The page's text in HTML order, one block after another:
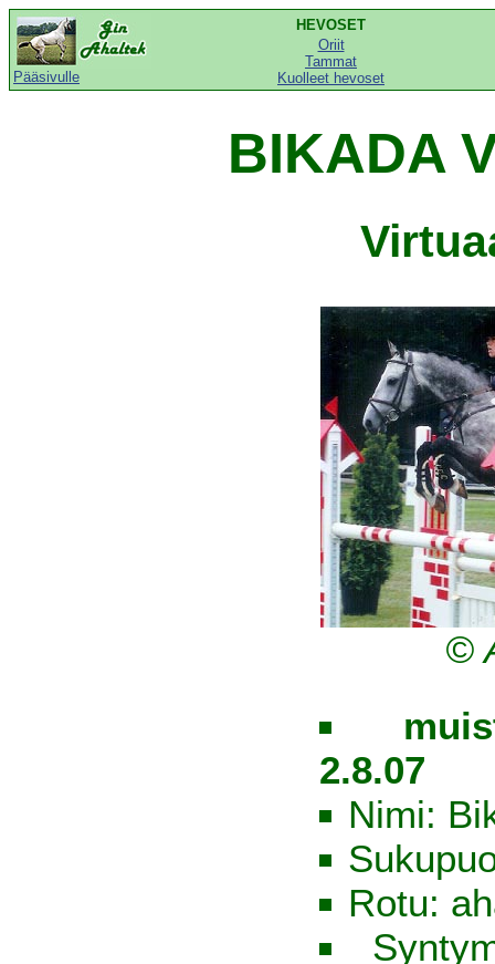
Pääsivulle
HEVOSET
Oriit
Tammat
Kuolleet hevoset
BIKADA
©
2.8.07
Nimi:
Rotu: